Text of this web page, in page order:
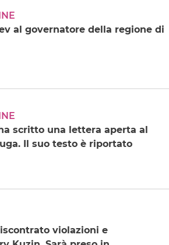
al governatore della regione di
scritto una lettera aperta al
Il suo testo è riportato
violazioni e